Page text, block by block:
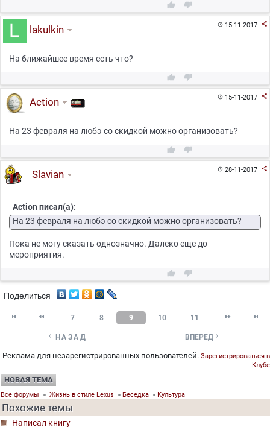
 
15-11-2017 
lakulkin
На ближайшее время есть что?
 
15-11-2017 
Action
На 23 февраля на любэ со скидкой можно организовать?
 
28-11-2017 
Slavian
Action писал(а):
На 23 февраля на любэ со скидкой можно организовать?
Пока не могу сказать однозначно. Далеко еще до
мероприятия.
 
Поделиться
  7 8 9 10 11  
 НАЗАД ВПЕРЕД 
Реклама для незарегистрированных пользователей. Зарегистрироваться в
Клубе
НОВАЯ ТЕМА
Все форумы » Жизнь в стиле Lexus » Беседка » Культура
Похожие темы
Написал книгу